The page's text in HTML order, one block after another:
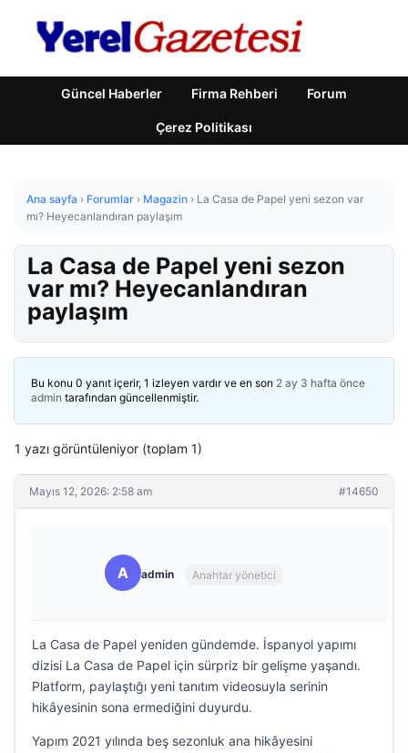
Güncel Haberler Firma Rehberi Forum
Çerez Politikası
Ana sayfa › Forumlar › Magazin › La Casa de Papel yeni sezon var
mı? Heyecanlandıran paylaşım
La Casa de Papel yeni sezon
var mı? Heyecanlandıran
paylaşım
Bu konu 0 yanıt içerir, 1 izleyen vardır ve en son 2 ay 3 hafta önce
admin tarafından güncellenmiştir.
1 yazı görüntüleniyor (toplam 1)
Mayıs 12, 2026: 2:58 am #14650
A admin Anahtar yönetici
La Casa de Papel yeniden gündemde. İspanyol yapımı
dizisi La Casa de Papel için sürpriz bir gelişme yaşandı.
Platform, paylaştığı yeni tanıtım videosuyla serinin
hikâyesinin sona ermediğini duyurdu.
Yapım 2021 yılında beş sezonluk ana hikâyesini